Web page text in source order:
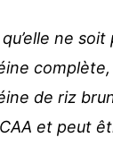
ne soit
complète,
de riz
et peut